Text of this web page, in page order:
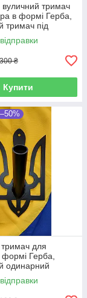
вуличний тримач
в формі Герба,
тримач під
формі Тризуба,
₴
Купити
–50%
тримач для
Герба,
одинарний
флагшток чорно-
Тризуба,